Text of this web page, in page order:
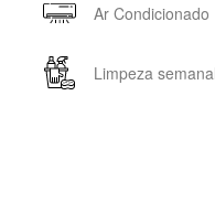
Ar Condicionado
Limpeza semanal